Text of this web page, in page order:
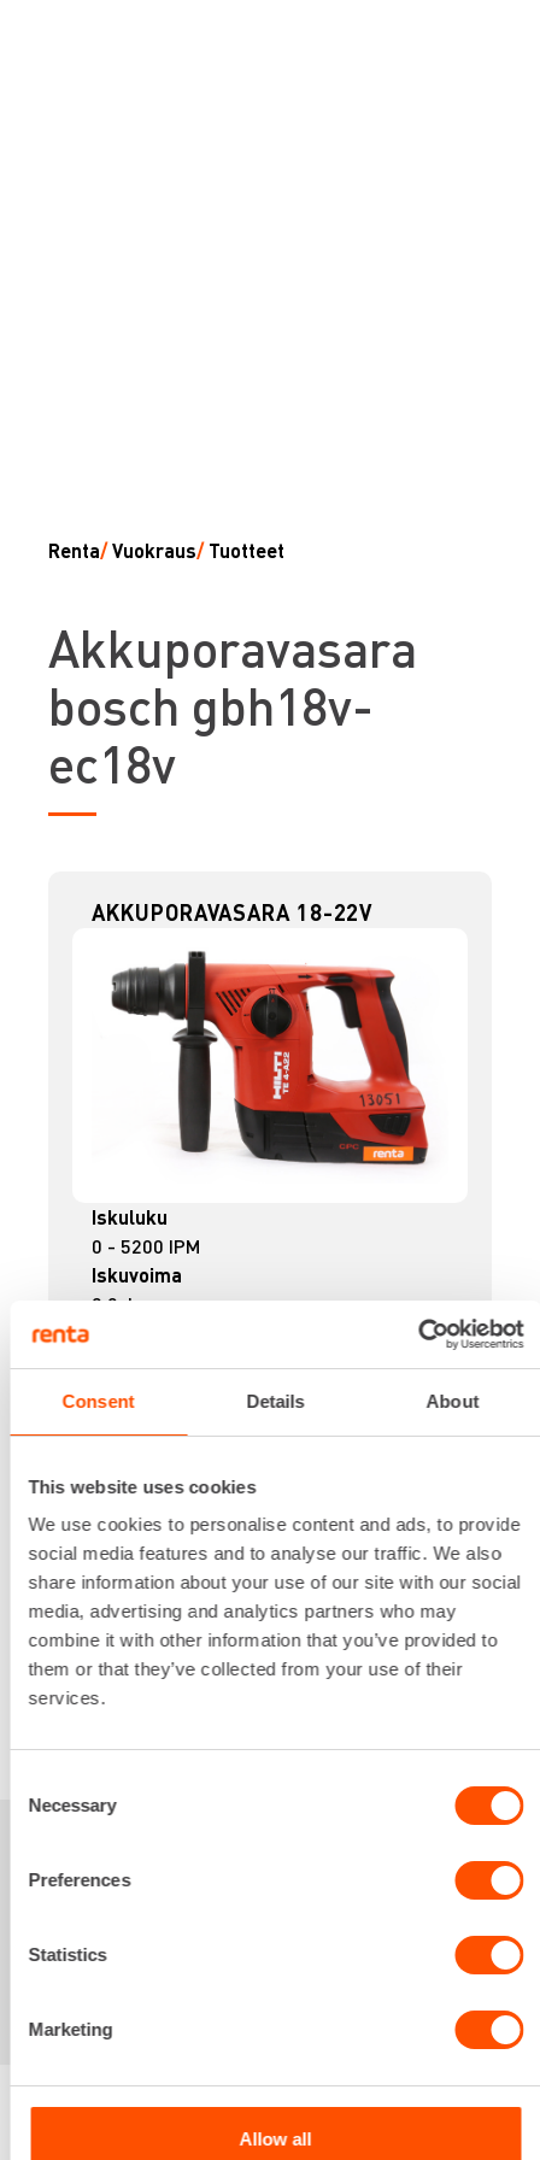
Consent Details About
This website uses cookies
We use cookies to personalise content and ads, to provide
social media features and to analyse our traffic. We also
share information about your use of our site with our social
media, advertising and analytics partners who may
combine it with other information that you’ve provided to
them or that they’ve collected from your use of their
services.
Selection
Necessary
Preferences
Statistics
Marketing
Allow all
Renta/Vuokraus/ Tuotteet
Akkuporavasara
bosch gbh18v-
ec18v
AKKUPORAVASARA 18-22V
Iskuluku
0 - 5200 IPM
Iskuvoima
2,0 J
21,6 V
Kiinnitys
HILTI TE DRS-4-A
Lataa lisää
Ensimmäinen pv 22,05 € / pv
Seuraavat pv ? 17,64 €/ pv
Kuukausi 285,55 €/ kk
Alv 0 %
Sinua saattaisi
kiinnostaa myös